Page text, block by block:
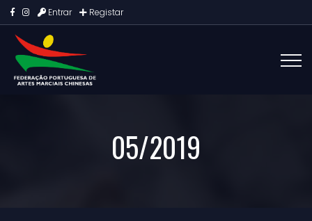
Entrar Registar
05/2019